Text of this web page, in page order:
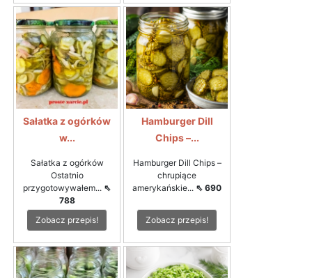
Sałatka z ogórków
w...
Sałatka z ogórków
Ostatnio
przygotowywałem... ⇖
788
Zobacz przepis!
Hamburger Dill
Chips –...
Hamburger Dill Chips –
chrupiące
amerykańskie... ⇖ 690
Zobacz przepis!